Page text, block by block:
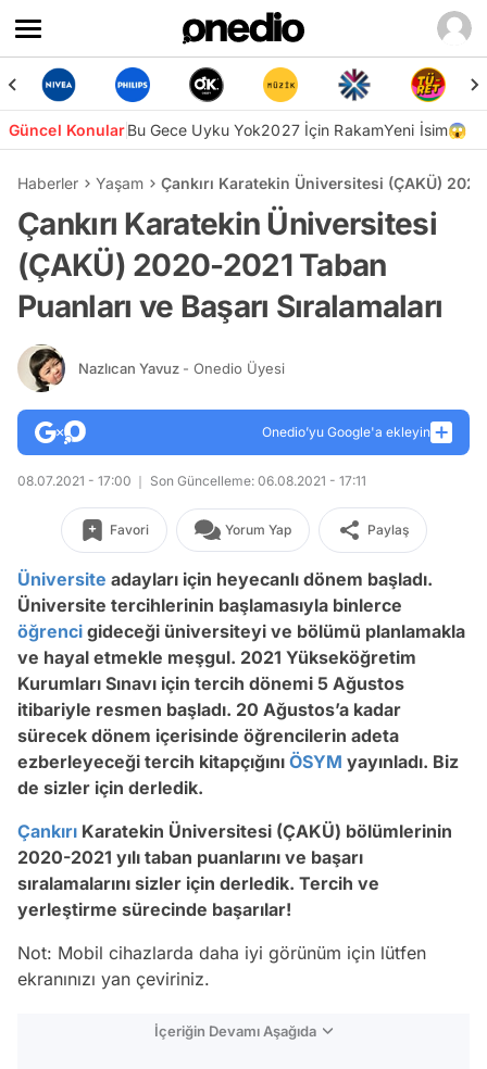
Güncel KonularBu Gece Uyku Yok2027 İçin RakamYeni İsim😱
Haberler Yaşam Çankırı Karatekin Üniversitesi (ÇAKÜ)
Çankırı Karatekin Üniversitesi
(ÇAKÜ) 2020-2021 Taban
Puanları ve Başarı Sıralamaları
Nazlıcan Yavuz - Onedio Üyesi
Onedio’yu Google'a ekleyin
08.07.2021 - 17:00 Son Güncelleme: 06.08.2021 - 17:11
Favori Yorum Yap Paylaş
Üniversite adayları için heyecanlı dönem başladı.
Üniversite tercihlerinin başlamasıyla binlerce
öğrenci gideceği üniversiteyi ve bölümü planlamakla
ve hayal etmekle meşgul. 2021 Yükseköğretim
Kurumları Sınavı için tercih dönemi 5 Ağustos
itibariyle resmen başladı. 20 Ağustos’a kadar
sürecek dönem içerisinde öğrencilerin adeta
ezberleyeceği tercih kitapçığını ÖSYM yayınladı. Biz
de sizler için derledik.
Çankırı Karatekin Üniversitesi (ÇAKÜ) bölümlerinin
2020-2021 yılı taban puanlarını ve başarı
sıralamalarını sizler için derledik. Tercih ve
yerleştirme sürecinde başarılar!
Not: Mobil cihazlarda daha iyi görünüm için lütfen
ekranınızı yan çeviriniz.
İçeriğin Devamı Aşağıda